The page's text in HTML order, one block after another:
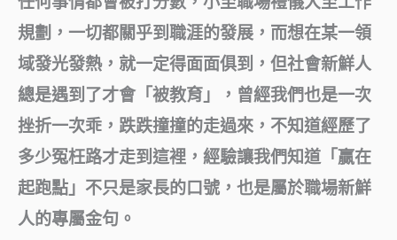
規劃，一切都關乎到職涯的發展，而想在某一領
域發光發熱，就一定得面面俱到，但社會新鮮人
總是遇到了才會「被教育」，曾經我們也是一次
挫折一次乖，跌跌撞撞的走過來，不知道經歷了
多少冤枉路才走到這裡，經驗讓我們知道「贏在
起跑點」不只是家長的口號，也是屬於職場新鮮
人的專屬金句。